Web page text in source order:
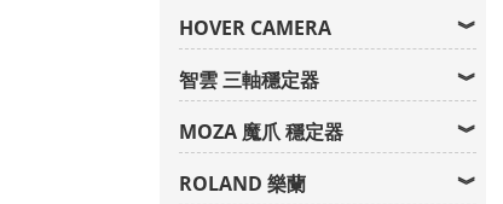
HOVER CAMERA
智雲 三軸穩定器
MOZA 魔爪 穩定器
ROLAND 樂蘭